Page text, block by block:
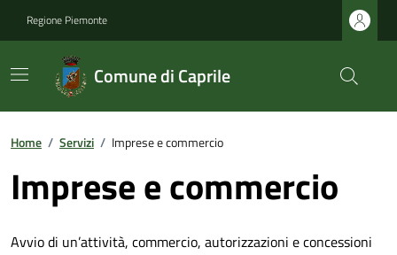
Regione Piemonte
Comune di Caprile
Home / Servizi / Imprese e commercio
Imprese e commercio
Avvio di un’attività, commercio, autorizzazioni e concessioni